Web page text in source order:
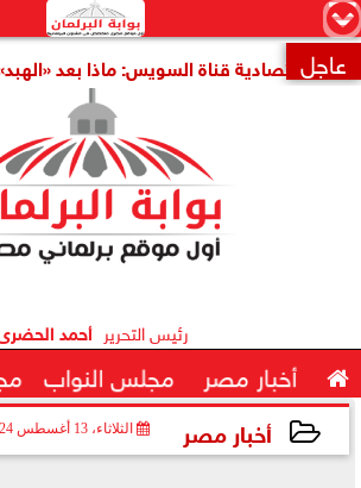
×


 عاجل قناة السويس: ماذا بعد «الهبد»؟
رئيس التحرير أحمد
 أخبار مصر مجلس النواب
أخبار مصر الثلاثاء، 13 أغسطس 2024